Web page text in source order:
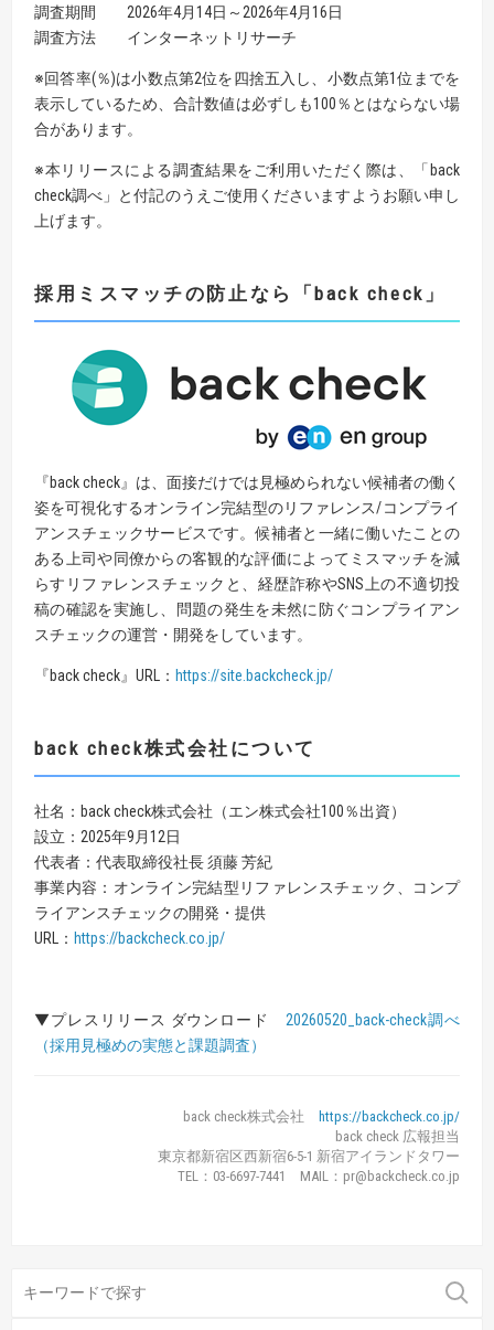
調査期間 2026年4月14日～2026年4月16日
調査方法 インターネットリサーチ
※回答率(％)は小数点第2位を四捨五入し、小数点第1位までを
表示しているため、合計数値は必ずしも100％とはならない場
合があります。
※本リリースによる調査結果をご利用いただく際は、「back
check調べ」と付記のうえご使用くださいますようお願い申し
上げます。
採用ミスマッチの防止なら「back check 」
『back check』は、面接だけでは見極められない候補者の働く
姿を可視化するオンライン完結型のリファレンス/コンプライ
アンスチェックサービスです。候補者と一緒に働いたことの
ある上司や同僚からの客観的な評価によってミスマッチを減
らすリファレンスチェックと、経歴詐称やSNS上の不適切投
稿の確認を実施し、問題の発生を未然に防ぐコンプライアン
スチェックの運営・開発をしています。
『back check』URL： https://site.backcheck.jp/
back check株式会社について
社名：back check株式会社（エン株式会社100％出資）
設立：2025年9月12日
代表者：代表取締役社長 須藤 芳紀
事業内容：オンライン完結型リファレンスチェック、コンプ
ライアンスチェックの​開発・提供
URL： https://backcheck.co.jp/
▼プレスリリース ダウンロード 20260520_back-check調べ
（採用見極めの実態と課題調査）
back check株式会社
https://backcheck.co.jp/
back check 広報担当
東京都新宿区西新宿6-5-1 新宿アイランドタワー
TEL：03-6697-7441 MAIL：pr@backcheck.co.jp